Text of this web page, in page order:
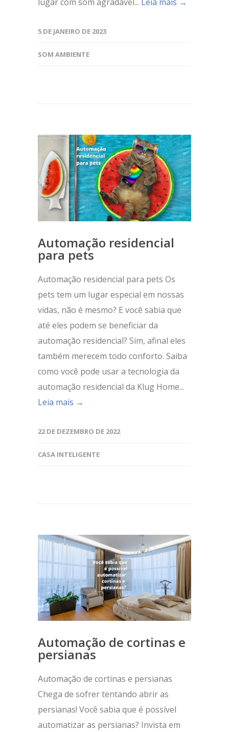
5 DE JANEIRO DE 2023
SOM AMBIENTE
Automação residencial
para pets
Automação residencial para pets Os
pets tem um lugar especial em nossas
vidas, não é mesmo? E você sabia que
até eles podem se beneficiar da
automação residencial? Sim, afinal eles
também merecem todo conforto. Saiba
como você pode usar a tecnologia da
automação residencial da Klug Home...
Leia mais →
22 DE DEZEMBRO DE 2022
CASA INTELIGENTE
Automação de cortinas e
persianas
Automação de cortinas e persianas
Chega de sofrer tentando abrir as
persianas! Você sabia que é possível
automatizar as persianas? Invista em